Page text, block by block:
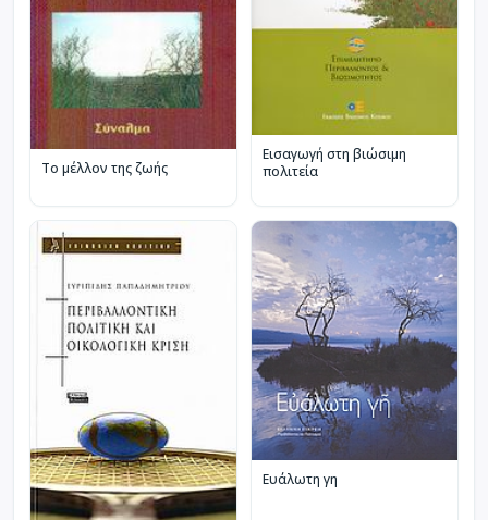
Το μέλλον της ζωής
Εισαγωγή στη βιώσιμη
πολιτεία
Ευάλωτη γη